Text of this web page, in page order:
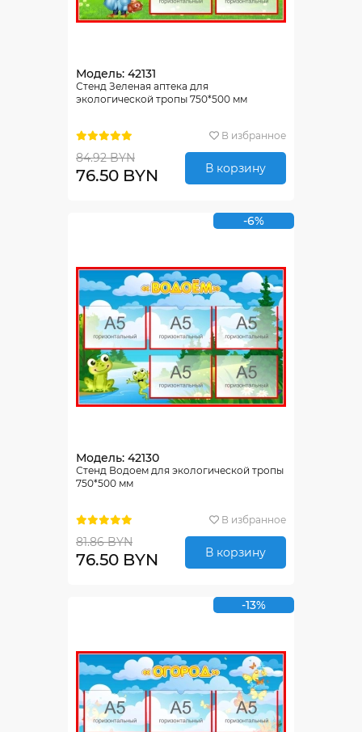
Модель: 42131
Стенд Зеленая аптека для
экологической тропы 750*500 мм
В избранное
84.92 BYN
76.50 BYN В корзину
-6%
Модель: 42130
Стенд Водоем для экологической тропы
750*500 мм
В избранное
81.86 BYN
76.50 BYN В корзину
-13%